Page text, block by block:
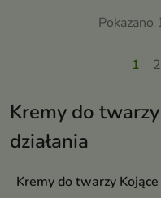
Kremy do
działania
Kremy do twarzy Kojące
1 2